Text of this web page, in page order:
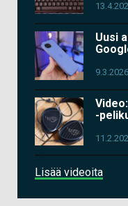
Uusi
9.3.2026
-
Lisää videoita